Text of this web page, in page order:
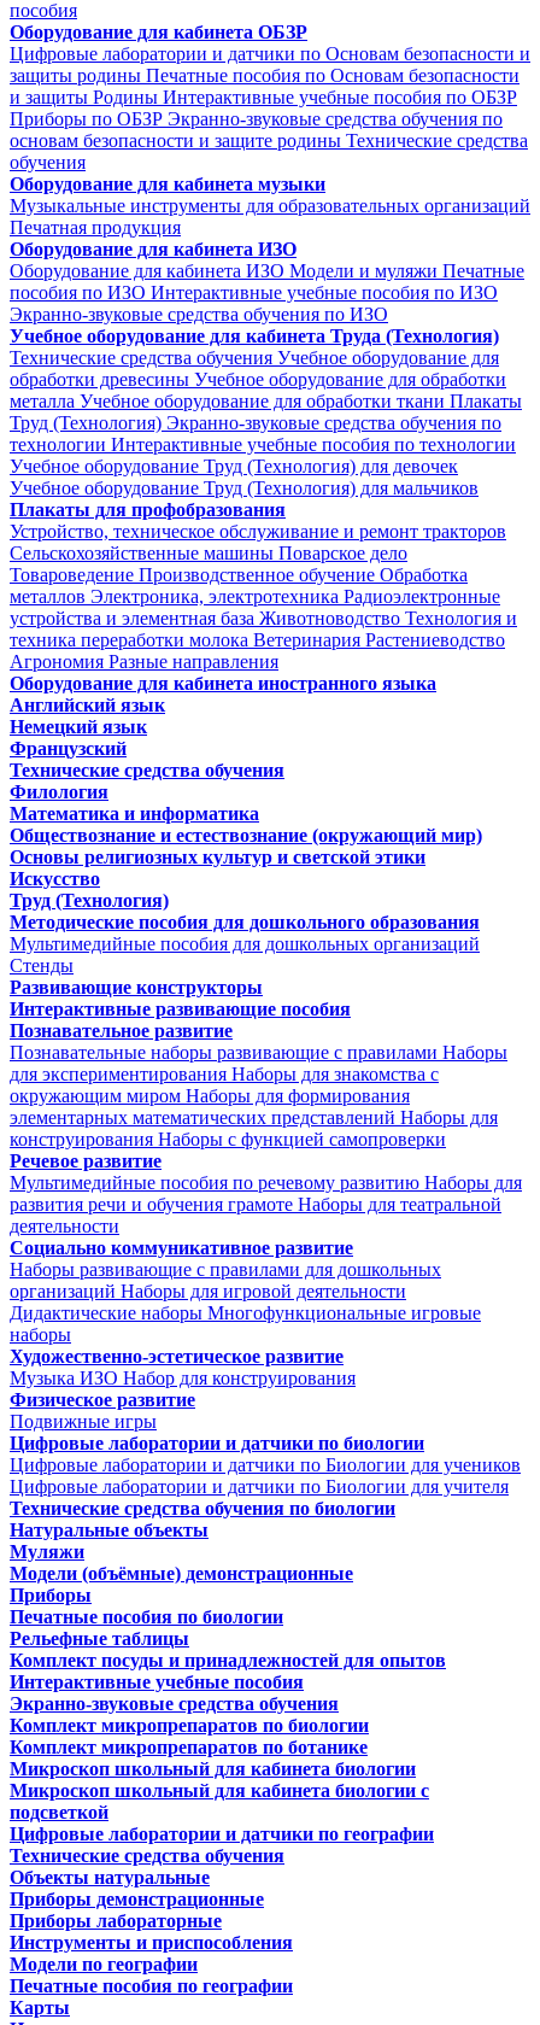
пособия
Оборудование для кабинета ОБЗР
Цифровые лаборатории и датчики по Основам безопасности и
защиты родины Печатные пособия по Основам безопасности
и защиты Родины Интерактивные учебные пособия по ОБЗР
Приборы по ОБЗР Экранно-звуковые средства обучения по
основам безопасности и защите родины Технические средства
обучения
Оборудование для кабинета музыки
Музыкальные инструменты для образовательных организаций
Печатная продукция
Оборудование для кабинета ИЗО
Оборудование для кабинета ИЗО Модели и муляжи Печатные
пособия по ИЗО Интерактивные учебные пособия по ИЗО
Экранно-звуковые средства обучения по ИЗО
Учебное оборудование для кабинета Труда (Технология)
Технические средства обучения Учебное оборудование для
обработки древесины Учебное оборудование для обработки
металла Учебное оборудование для обработки ткани Плакаты
Труд (Технология) Экранно-звуковые средства обучения по
технологии Интерактивные учебные пособия по технологии
Учебное оборудование Труд (Технология) для девочек
Учебное оборудование Труд (Технология) для мальчиков
Плакаты для профобразования
Устройство, техническое обслуживание и ремонт тракторов
Сельскохозяйственные машины Поварское дело
Товароведение Производственное обучение Обработка
металлов Электроника, электротехника Радиоэлектронные
устройства и элементная база Животноводство Технология и
техника переработки молока Ветеринария Растениеводство
Агрономия Разные направления
Оборудование для кабинета иностранного языка
Английский язык
Немецкий язык
Французский
Технические средства обучения
Филология
Математика и информатика
Обществознание и естествознание (окружающий мир)
Основы религиозных культур и светской этики
Искусство
Труд (Технология)
Методические пособия для дошкольного образования
Мультимедийные пособия для дошкольных организаций
Стенды
Развивающие конструкторы
Интерактивные развивающие пособия
Познавательное развитие
Познавательные наборы развивающие с правилами Наборы
для экспериментирования Наборы для знакомства с
окружающим миром Наборы для формирования
элементарных математических представлений Наборы для
конструирования Наборы с функцией самопроверки
Речевое развитие
Мультимедийные пособия по речевому развитию Наборы для
развития речи и обучения грамоте Наборы для театральной
деятельности
Социально коммуникативное развитие
Наборы развивающие с правилами для дошкольных
организаций Наборы для игровой деятельности
Дидактические наборы Многофункциональные игровые
наборы
Художественно-эстетическое развитие
Музыка ИЗО Набор для конструирования
Физическое развитие
Подвижные игры
Цифровые лаборатории и датчики по биологии
Цифровые лаборатории и датчики по Биологии для учеников
Цифровые лаборатории и датчики по Биологии для учителя
Технические средства обучения по биологии
Натуральные объекты
Муляжи
Модели (объёмные) демонстрационные
Приборы
Печатные пособия по биологии
Рельефные таблицы
Комплект посуды и принадлежностей для опытов
Интерактивные учебные пособия
Экранно-звуковые средства обучения
Комплект микропрепаратов по биологии
Комплект микропрепаратов по ботанике
Микроскоп школьный для кабинета биологии
Микроскоп школьный для кабинета биологии с
подсветкой
Цифровые лаборатории и датчики по географии
Технические средства обучения
Объекты натуральные
Приборы демонстрационные
Приборы лабораторные
Инструменты и приспособления
Модели по географии
Печатные пособия по географии
Карты